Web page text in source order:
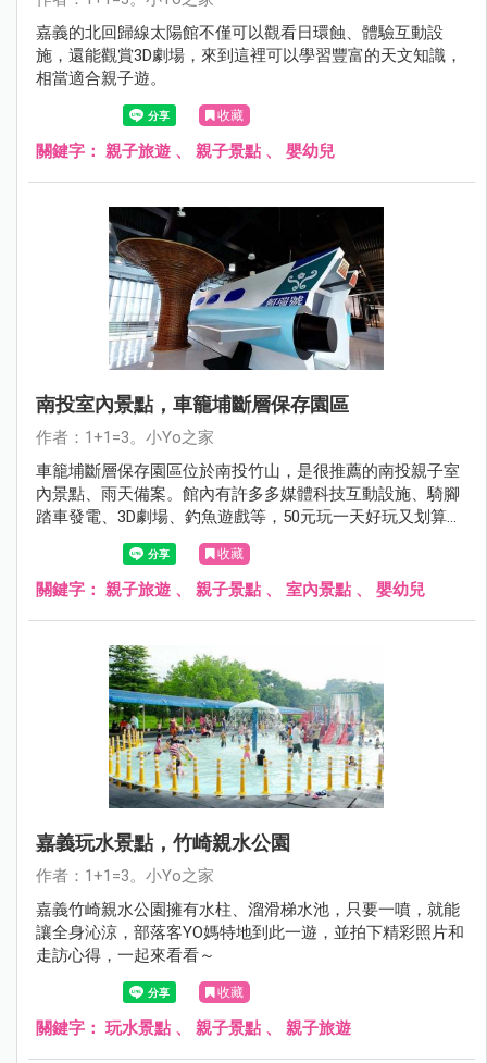
嘉義的北回歸線太陽館不僅可以觀看日環蝕、體驗互動設
施，還能觀賞3D劇場，來到這裡可以學習豐富的天文知識，
相當適合親子遊。
收藏
關鍵字： 親子旅遊 、 親子景點 、 嬰幼兒
南投室內景點，車籠埔斷層保存園區
作者：1+1=3。小Yo之家
車籠埔斷層保存園區位於南投竹山，是很推薦的南投親子室
內景點、雨天備案。館內有許多多媒體科技互動設施、騎腳
踏車發電、3D劇場、釣魚遊戲等，50元玩一天好玩又划算；
館內保留921地震造成的斷層構造，讓旅人們對地震有更多
收藏
關鍵字： 親子旅遊 、 親子景點 、 室內景點 、 嬰幼兒
嘉義玩水景點，竹崎親水公園
作者：1+1=3。小Yo之家
嘉義竹崎親水公園擁有水柱、溜滑梯水池，只要一噴，就能
讓全身沁涼，部落客YO媽特地到此一遊，並拍下精彩照片和
走訪心得，一起來看看～
收藏
關鍵字： 玩水景點 、 親子景點 、 親子旅遊